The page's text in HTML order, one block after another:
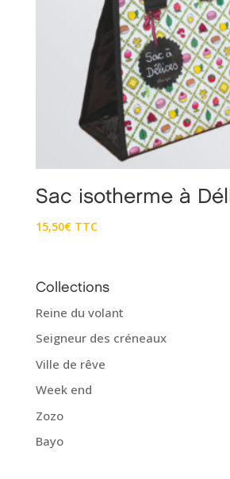
Sac isotherme à
15,50€ TTC
Collections
Reine du volant
Seigneur des créneaux
Ville de rêve
Week end
Zozo
Bayo